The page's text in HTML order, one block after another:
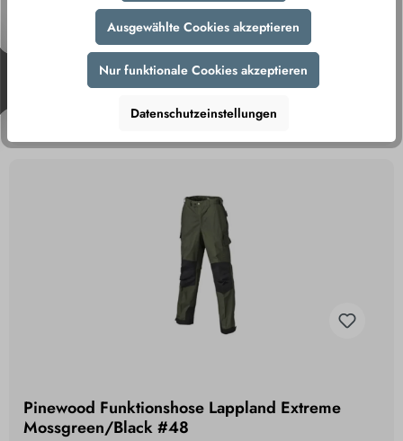
Thermacell Heated Insoles Heizsohlen #M
Pinewood Funktionshose Lappland Extreme
Mossgreen/Black #48
Ausgewählte Cookies akzeptieren
Nur funktionale Cookies akzeptieren
Datenschutzeinstellungen